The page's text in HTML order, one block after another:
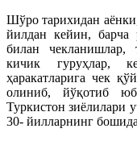
Шўро тарихидан
йилдан кейин, барча
билан
кичик гуруҳлар,
ҳаракатларига чек
олиниб, йўқотиб
Туркистон зиёлилари
30- йилларнинг